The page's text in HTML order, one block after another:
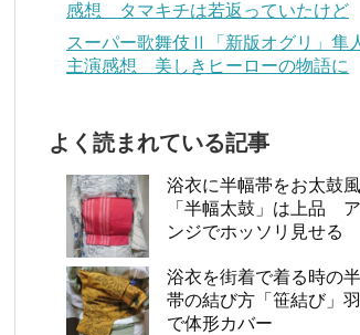
感想 タマキチは若返っていたけど
スーパー歌舞伎Ⅱ「新版オグリ」隼
主演感想 美しきヒーローの物語に
よく読まれている記事
浴衣に半幅帯をお太鼓
「半幅太鼓」は上品
ンジでホッソリ見せる
浴衣を街着で着る時の
帯の結び方「笹結び」
で体形カバー